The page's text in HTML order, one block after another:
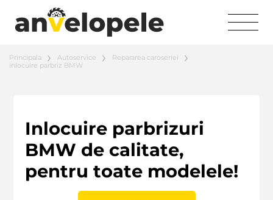
Principala Autoservice
Repararea caroseriei
inlocuire parbriz BMW
Inlocuire parbrizuri
BMW de calitate,
pentru toate modelele!